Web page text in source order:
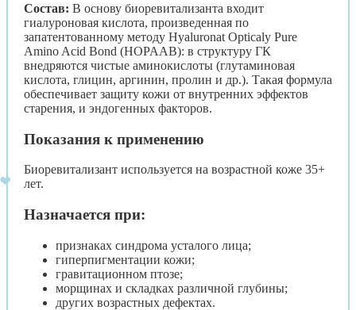
Состав: В основу биоревитализанта входит
гиалуроновая кислота, произведенная по
запатентованному методу Hyaluronat Opticaly Pure
Amino Acid Bond (HOPAAB): в структуру ГК
внедряются чистые аминокислоты (глутаминовая
кислота, глицин, аргинин, пролин и др.). Такая формула
обеспечивает защиту кожи от внутренних эффектов
старения, и эндогенных факторов.
Показания к применению
Биоревитализант используется на возрастной коже 35+
лет.
Назначается при:
признаках синдрома усталого лица;
гиперпигментации кожи;
гравитационном птозе;
морщинах и складках различной глубины;
других возрастных дефектах.